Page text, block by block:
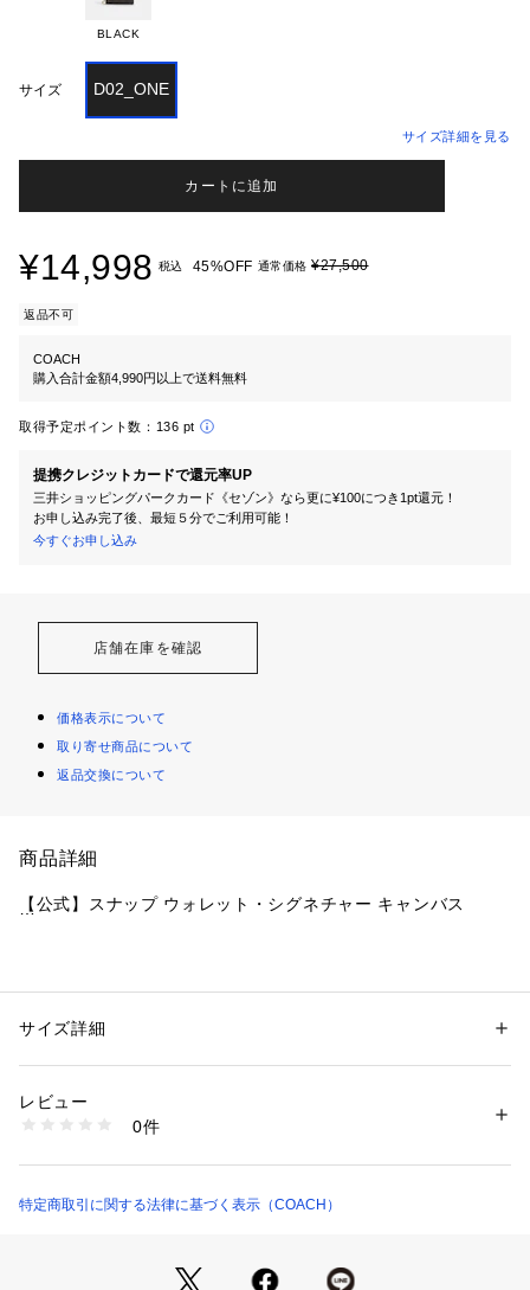
BLACK
サイズ D02_ONE
サイズ詳細を見る
カートに追加
¥14,998 税込 45%OFF 通常価格 ¥27,500
返品不可
COACH
購入合計金額4,990円以上で送料無料
取得予定ポイント数： 136 pt
提携クレジットカードで還元率UP
三井ショッピングパークカード《セゾン》なら更に¥100につき1pt還元！
お申し込み完了後、最短５分でご利用可能！
今すぐお申し込み
店舗在庫を確認
価格表示について
取り寄せ商品について
返品交換について
商品詳細
【公式】スナップ ウォレット・シグネチャー キャンバス
・ カードスロット x 3
・ スナップ開閉
・ 外側にジップ付き小銭入れ
実際のカラーと異なって見える場合がございます。
性別：レディース
商品番号：
CW789#IMXAQ （ショップ）
サイズ詳細
レビュー
0件
特定商取引に関する法律に基づく表示（COACH）